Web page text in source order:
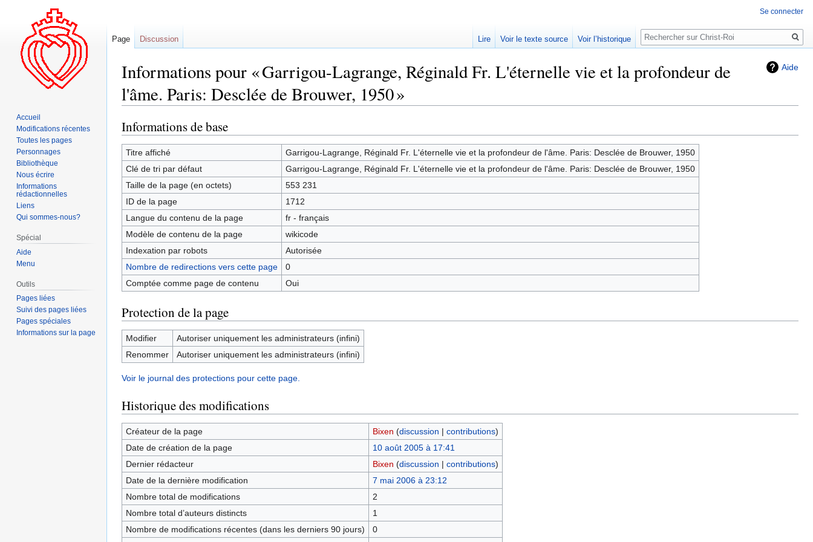
Aide
Informations pour « Garrigou-Lagrange, Réginald Fr. L'éternelle vie et la profondeur de
l'âme. Paris: Desclée de Brouwer, 1950 »
Aller
à
la
navigation
Aller
à
la
recherche
Informations de base
Titre affiché
Garrigou-Lagrange, Réginald Fr. L'éternelle vie et la profondeur de l'âme. Paris: Desclée de Brouwer, 1950
Clé de tri par défaut
Garrigou-Lagrange, Réginald Fr. L'éternelle vie et la profondeur de l'âme. Paris: Desclée de Brouwer, 1950
Taille de la page (en octets)
553 231
ID de la page
1712
Langue du contenu de la page
fr - français
Modèle de contenu de la page
wikicode
Indexation par robots
Autorisée
Nombre de redirections vers cette page
0
Comptée comme page de contenu
Oui
Protection de la page
Modifier
Autoriser uniquement les administrateurs (infini)
Renommer
Autoriser uniquement les administrateurs (infini)
Voir le journal des protections pour cette page.
Historique des modifications
Créateur de la page Bixen (discussion | contributions)
Date de création de la page
10 août 2005 à 17:41
Dernier rédacteur
Bixen (discussion | contributions)
Date de la dernière modification
7 mai 2006 à 23:12
Nombre total de modifications
2
Nombre total d’auteurs distincts
1
Nombre de modifications récentes (dans les derniers 90 jours)
0
Se connecter
Page Discussion Lire Voir le texte source Voir l’historique
Rechercher
Accueil
Modifications récentes
Toutes les pages
Personnages
Bibliothèque
Nous écrire
Informations
rédactionnelles
Liens
Qui sommes-nous?
Spécial
Aide
Menu
Outils
Pages liées
Suivi des pages liées
Pages spéciales
Informations sur la page